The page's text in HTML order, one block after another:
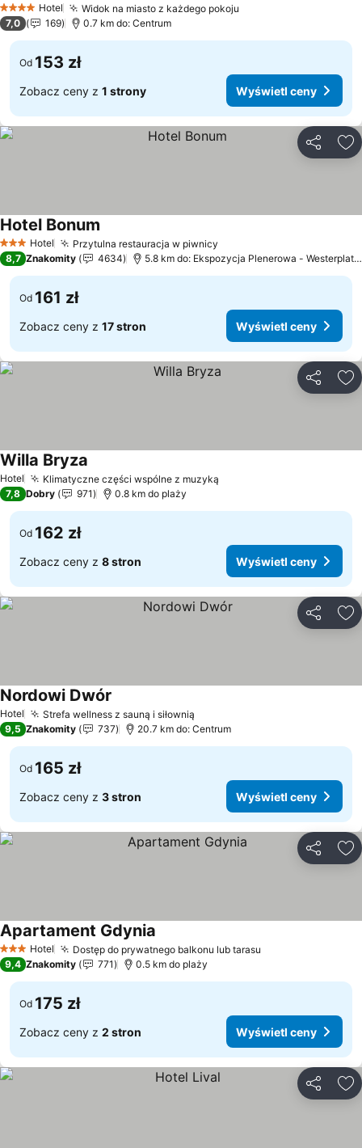
4 KategoriaHotel Widok na miasto z każdego pokoju
7,0 169 0.7 km do: Centrum
Od 153 zł
Zobacz ceny z 1 strony Wyświetl ceny
3 Kategoria
Hotel Przytulna restauracja w piwnicy
Hotel Bonum
8,7 Znakomity 4634 5.8 km do: Ekspozycja Plenerowa - Westerplatte
Od 161 zł
Zobacz ceny z 17 stron Wyświetl ceny
Hotel Klimatyczne części wspólne z muzyką
Willa Bryza
7,8 Dobry 971 0.8 km do plaży
Od 162 zł
Zobacz ceny z 8 stron Wyświetl ceny
Hotel Strefa wellness z sauną i siłownią
Nordowi Dwór
9,5 Znakomity 737 20.7 km do: Centrum
Od 165 zł
Zobacz ceny z 3 stron Wyświetl ceny
3 Kategoria
Hotel Dostęp do prywatnego balkonu lub tarasu
Apartament Gdynia
9,4 Znakomity 771 0.5 km do plaży
Od 175 zł
Zobacz ceny z 2 stron Wyświetl ceny